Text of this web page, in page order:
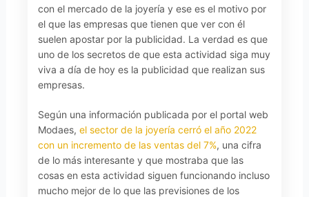
con el mercado de la joyería y ese es el motivo por
el que las empresas que tienen que ver con él
suelen apostar por la publicidad. La verdad es que
uno de los secretos de que esta actividad siga muy
viva a día de hoy es la publicidad que realizan sus
empresas.
Según una información publicada por el portal web
Modaes, el sector de la joyería cerró el año 2022
con un incremento de las ventas del 7%, una cifra
de lo más interesante y que mostraba que las
cosas en esta actividad siguen funcionando incluso
mucho mejor de lo que las previsiones de los